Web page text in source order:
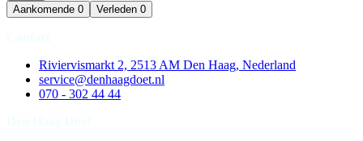
Aankomende 0 Verleden 0
Riviervismarkt 2, 2513 AM Den Haag, Nederland
service@denhaagdoet.nl
070 - 302 44 44